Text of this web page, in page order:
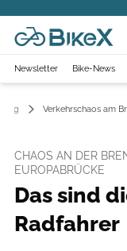
Newsletter Bike-News
Verkehrschaos am
CHAOS AN DER
EUROPABRÜCKE
Das sind
Radfahrer